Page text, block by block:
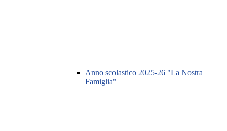
Anno scolastico 2025-26 "La Nostra
Famiglia"